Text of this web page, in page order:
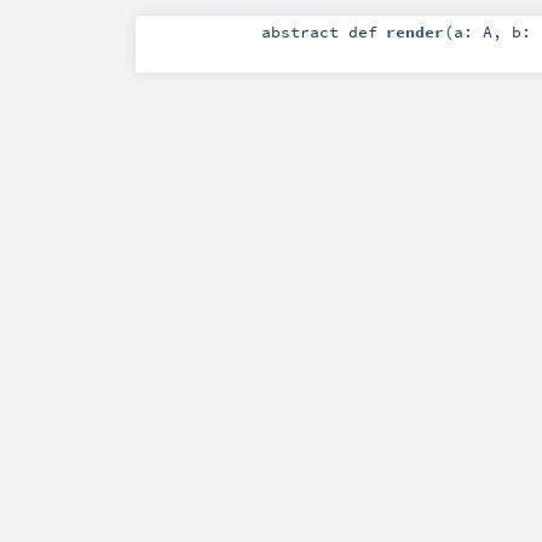
abstractdef render(a: A , b: